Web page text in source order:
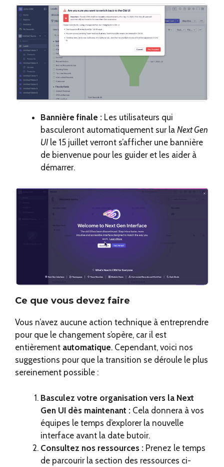
Bannière finale : Les utilisateurs qui
basculeront automatiquement sur la Next Gen
UI le 15 juillet verront s’afficher une bannière
de bienvenue pour les guider et les aider à
démarrer.
Ce que vous devez faire
Vous n’avez aucune action technique à entreprendre
pour que le changement s’opère, car il est
entièrement automatique. Cependant, voici nos
suggestions pour que la transition se déroule le plus
sereinement possible :
Basculez votre organisation vers la Next
Gen UI dès maintenant : Cela donnera à vos
équipes le temps d’explorer la nouvelle
interface avant la date butoir.
Consultez nos ressources : Prenez le temps
de parcourir la section des ressources ci-